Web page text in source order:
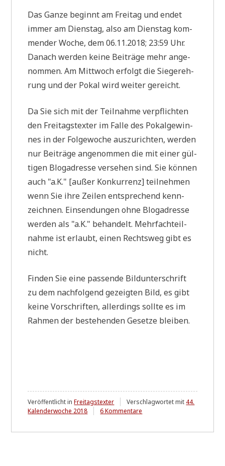
Das Gan­ze beginnt am Frei­tag und endet
immer am Diens­tag, also am Diens­tag kom­
men­der Woche, dem 06.11.2018; 23:59 Uhr.
Danach wer­den kei­ne Bei­trä­ge mehr ange­
nom­men. Am Mitt­woch erfolgt die Sie­ger­eh­
rung und der Pokal wird wei­ter gereicht.
Da Sie sich mit der Teil­nah­me ver­pflich­ten
den Frei­tags­tex­ter im Fal­le des Pokal­ge­win­
nes in der Fol­ge­wo­che aus­zu­rich­ten, wer­den
nur Bei­trä­ge ange­nom­men die mit einer gül­
ti­gen Blog­adres­se ver­se­hen sind. Sie kön­nen
auch "a.K." [außer Kon­kur­renz] teil­neh­men
wenn Sie ihre Zei­len ent­spre­chend kenn­
zeich­nen. Ein­sen­dun­gen ohne Blog­adres­se
wer­den als "a.K." behan­delt. Mehr­fach­teil­
nah­me ist erlaubt, einen Rechts­weg gibt es
nicht.
Fin­den Sie eine pas­sen­de Bild­un­ter­schrift
zu dem nach­fol­gend gezeig­ten Bild, es gibt
kei­ne Vor­schrif­ten, aller­dings soll­te es im
Rah­men der bestehen­den Geset­ze bleiben.
Veröffentlicht inFreitagstexter Verschlagwortet mit 44.
Kalenderwoche 2018
6 Kommentare